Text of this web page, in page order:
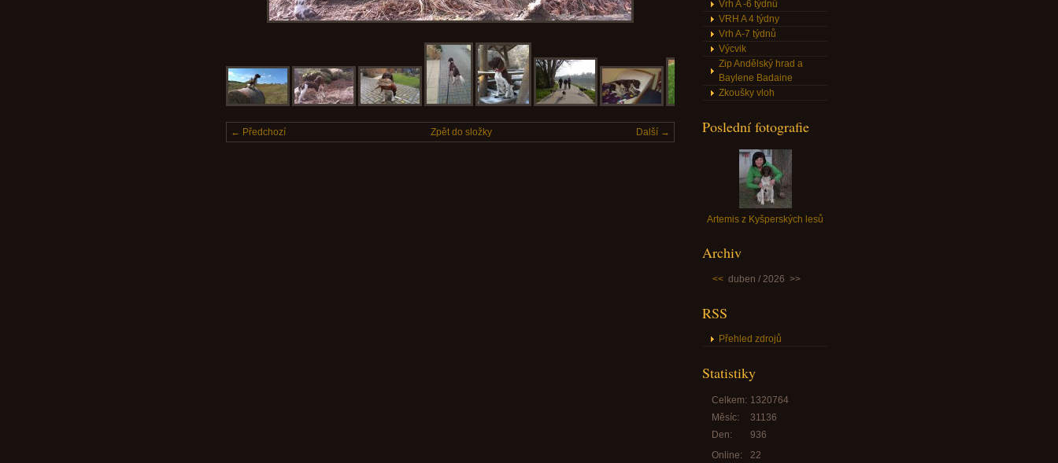
← Předchozí Další →
Zpět do složky
Vrh A -6 týdnů
VRH A 4 týdny
Vrh A-7 týdnů
Výcvik
Zip Andělský hrad a
Baylene Badaine
Zkoušky vloh
Poslední fotografie
Artemis z Kyšperských lesů
Archiv
<< duben / 2026 >>
RSS
Přehled zdrojů
Statistiky
Online: 22
Celkem: 1320764
Měsíc:
31136
Den:
936